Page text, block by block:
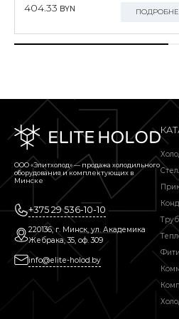
404.33 BYN
ООО «Элитхолод» ― продажа холодильного
оборудования и комплектующих в
Минске
+375 29 536-10-10
220136, г. Минск, ул. Академика
Жебрака, 35, оф. 309
info@elite-holod.by